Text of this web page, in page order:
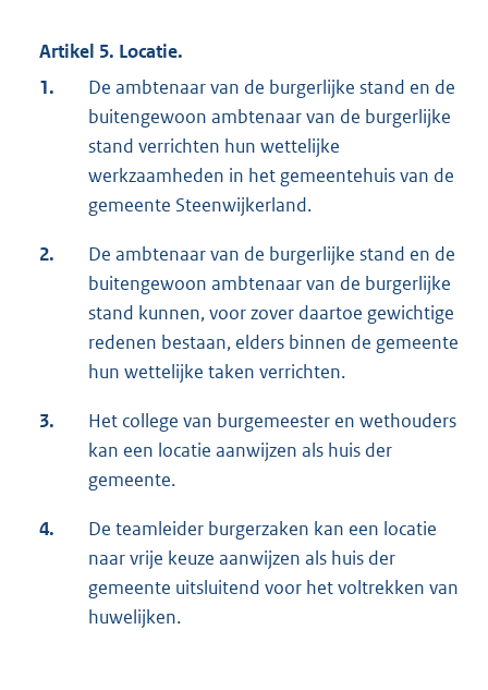
Artikel 5. Locatie.
1.
De ambtenaar van de burgerlijke stand en de
buitengewoon ambtenaar van de burgerlijke
stand verrichten hun wettelijke
werkzaamheden in het gemeentehuis van de
gemeente Steenwijkerland.
2.
De ambtenaar van de burgerlijke stand en de
buitengewoon ambtenaar van de burgerlijke
stand kunnen, voor zover daartoe gewichtige
redenen bestaan, elders binnen de gemeente
hun wettelijke taken verrichten.
3.
Het college van burgemeester en wethouders
kan een locatie aanwijzen als huis der
gemeente.
4.
De teamleider burgerzaken kan een locatie
naar vrije keuze aanwijzen als huis der
gemeente uitsluitend voor het voltrekken van
huwelijken.